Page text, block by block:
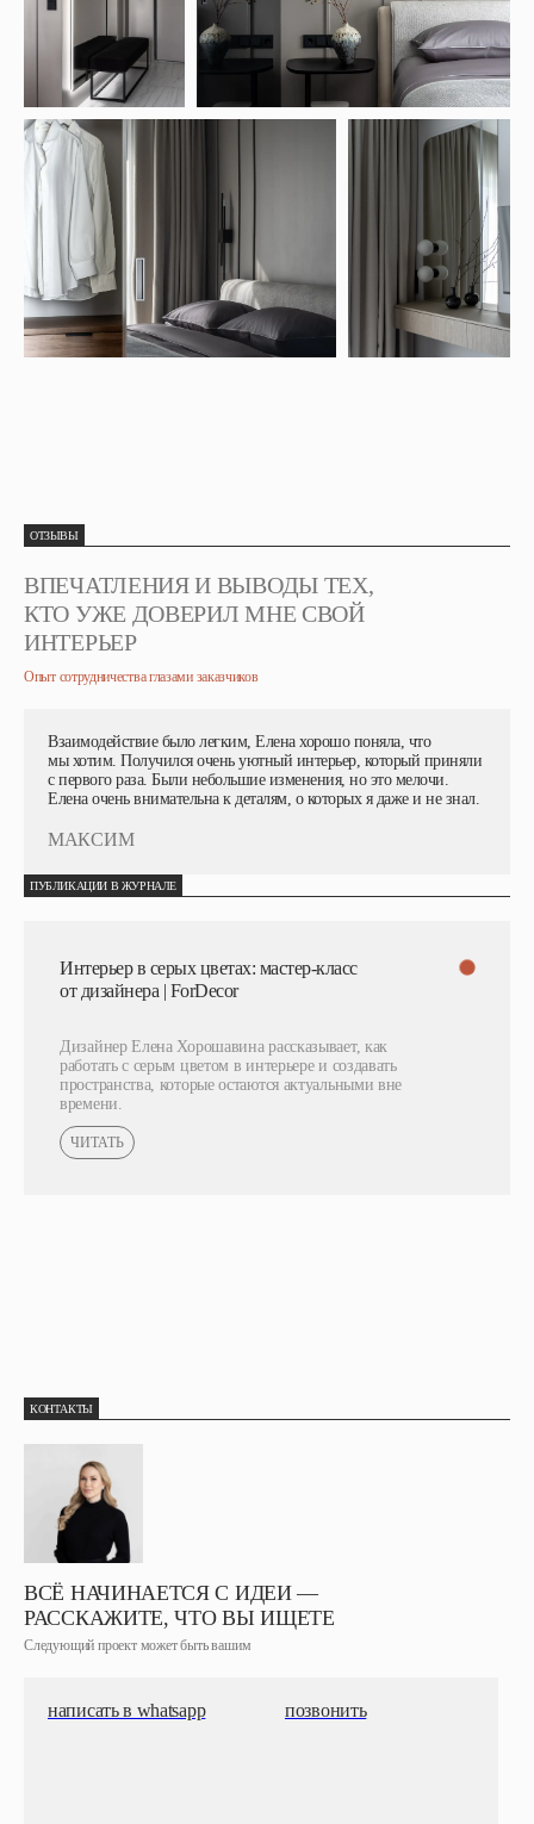
ОТЗЫВЫ
ВПЕЧАТЛЕНИЯ И ВЫВОДЫ ТЕХ,
КТО УЖЕ ДОВЕРИЛ МНЕ СВОЙ
ИНТЕРЬЕР
Опыт сотрудничества глазами заказчиков
МАКСИМ
Взаимодействие было легким, Елена хорошо поняла, что
мы хотим. Получился очень уютный интерьер, который приняли
с первого раза. Были небольшие изменения, но это мелочи.
Елена очень внимательна к деталям, о которых я даже и не знал.
ПУБЛИКАЦИИ В ЖУРНАЛЕ
Интерьер в серых цветах: мастер-класс
от дизайнера | ForDecor
Дизайнер Елена Хорошавина рассказывает, как
работать с серым цветом в интерьере и создавать
пространства, которые остаются актуальными вне
времени.
ЧИТАТЬ
КОНТАКТЫ
ВСЁ НАЧИНАЕТСЯ С ИДЕИ —
РАССКАЖИТЕ, ЧТО ВЫ ИЩЕТЕ
Следующий проект может быть вашим
написать в whatsapp позвонить